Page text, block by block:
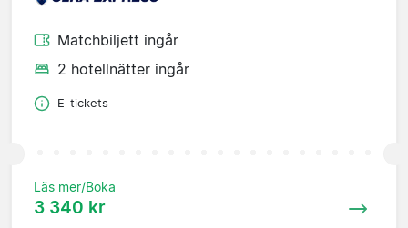
Matchbiljett ingår
2 hotellnätter ingår
E-tickets
Läs mer/Boka
3 340 kr